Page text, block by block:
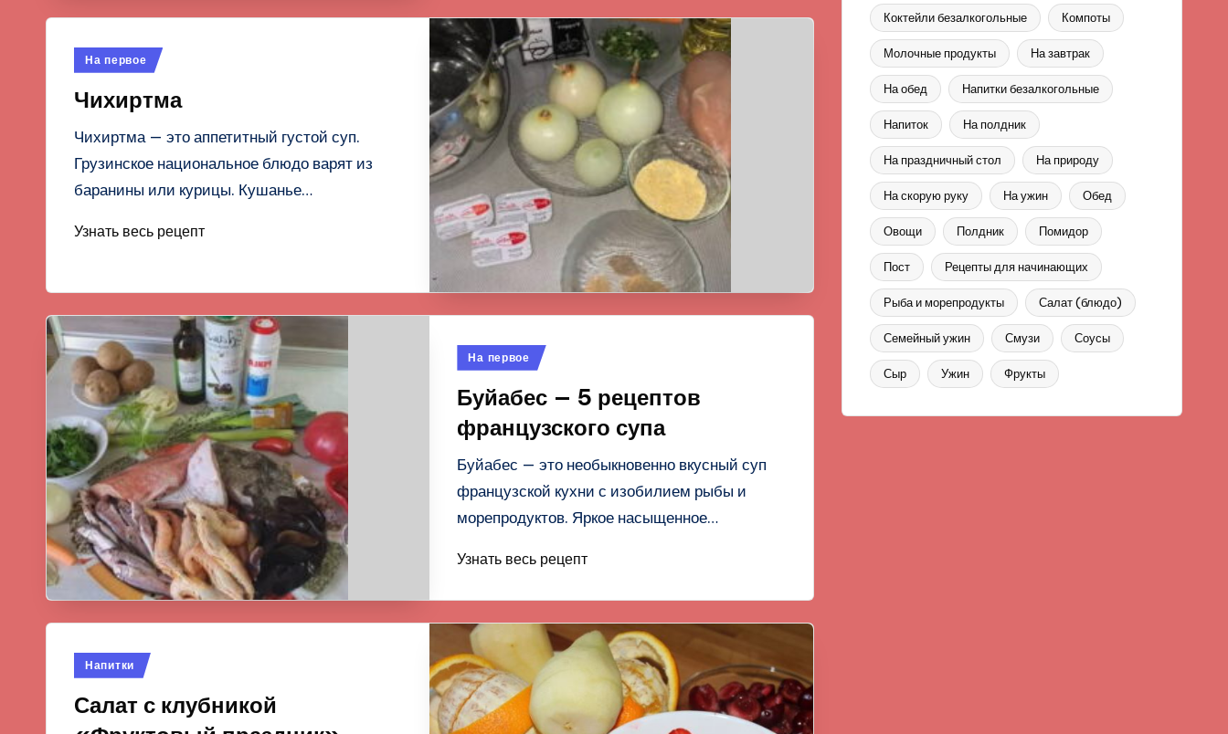
Опубликовано
На первое
Чихиртма
Чихиртма — это аппетитный густой суп.
Грузинское национальное блюдо варят из
баранины или курицы. Кушанье…
Узнать весь рецепт
Опубликовано
На первое
Буйабес — 5 рецептов
французского супа
Буйабес — это необыкновенно вкусный суп
французской кухни с изобилием рыбы и
морепродуктов. Яркое насыщенное…
Узнать весь рецепт
Опубликовано
Напитки
Салат с клубникой
Коктейли безалкогольные Компоты
Молочные продукты На завтрак
На обед Напитки безалкогольные
Напиток На полдник
На праздничный стол На природу
На скорую руку На ужин Обед
Овощи Полдник Помидор
Пост Рецепты для начинающих
Рыба и морепродукты Салат (блюдо)
Семейный ужин Смузи Соусы
Сыр Ужин Фрукты